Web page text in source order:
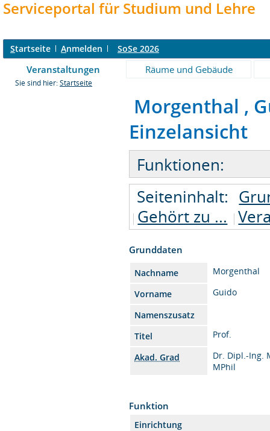
Serviceportal für Studium und Lehre
Startseite Anmelden SoSe 2026
Veranstaltungen Räume und Gebäude
Sie sind hier: Startseite
Morgenthal ,
Einzelansicht
Funktionen:
Seiteninhalt:
Gehört zu ...
Grunddaten
Nachname
Morgenthal
Vorname
Guido
Namenszusatz
Titel
Prof.
Akad. Grad
Dr. Dipl.-Ing.
MPhil
Funktion
Einrichtung